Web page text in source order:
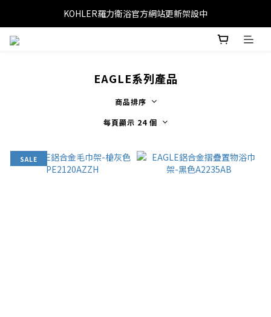
KOHLER羅力衛浴官方網站更新架設中
EAGLE系列產品
商品排序
每頁顯示 24 個
SALE